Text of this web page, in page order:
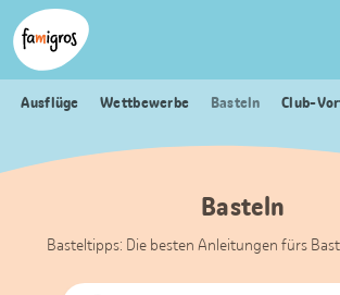
Sprungmarken
Navigation
Header
Logo
Ausflüge Wettbewerbe Basteln Club-
Basteln
Basteltipps: Die besten Anleitungen fürs